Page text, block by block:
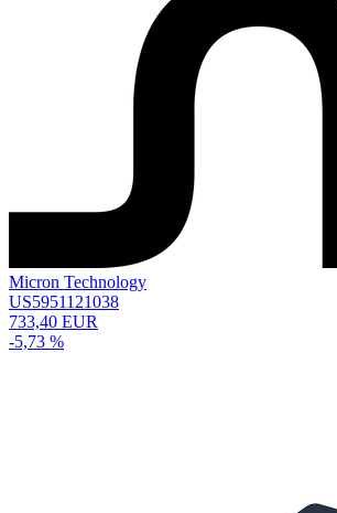
Micron Technology
US5951121038
733,40 EUR
-5,73 %